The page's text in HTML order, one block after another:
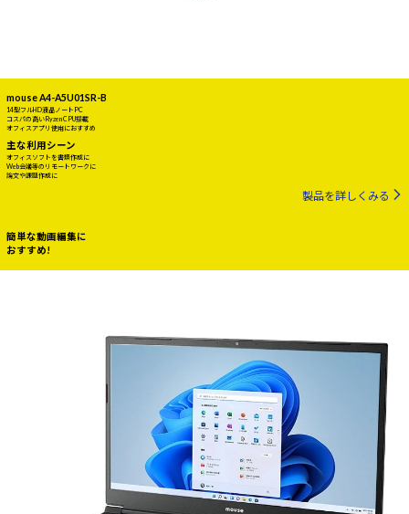
mouse A4-A5U01SR-B
14型フルHD液晶ノートPC
コスパの高いRyzen CPU搭載
オフィスアプリ使用におすすめ
主な利用シーン
オフィスソフトを書類作成に
Web会議等のリモートワークに
論文や課題作成に
製品を詳しくみる
簡単な動画編集に
おすすめ!